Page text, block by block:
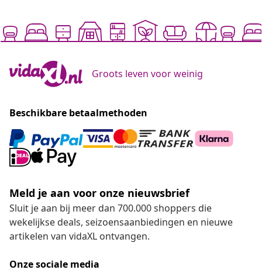
Groots leven voor weinig
Beschikbare betaalmethoden
Meld je aan voor onze nieuwsbrief
Sluit je aan bij meer dan 700.000 shoppers die
wekelijkse deals, seizoensaanbiedingen en nieuwe
artikelen van vidaXL ontvangen.
Onze sociale media